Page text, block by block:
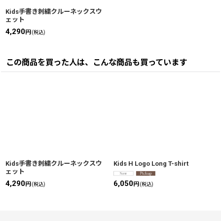
Kids手書き刺繍クルーネックスウ
ェット
4,290円 (税込)
この商品を買った人は、こんな商品も買っています
Kids手書き刺繍クルーネックスウ
ェット
4,290円 (税込)
Kids H Logo Long T-shirt
6,050円 (税込)